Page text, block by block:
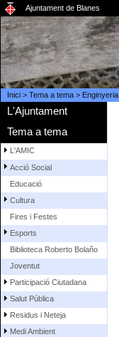
Ajuntament de Blanes
Inici> Tema a tema> Enginyeria
L'Ajuntament
Tema a tema
L'AMIC
Acció Social
Educació
Cultura
Fires i Festes
Esports
Biblioteca Roberto Bolaño
Joventut
Participació Ciutadana
Salut Pública
Residus i Neteja
Medi Ambient